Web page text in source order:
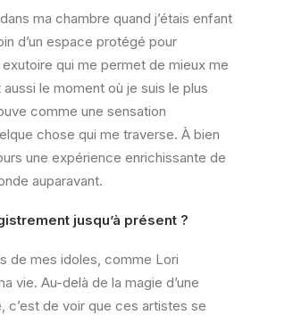
ma chambre quand j’étais enfant
d’un espace protégé pour
exutoire qui me permet de mieux me
le moment où je suis le plus
comme une sensation
chose qui me traverse. À bien
une expérience enrichissante de
auparavant.
jusqu’à présent ?
de mes idoles, comme Lori
vie. Au-delà de la magie d’une
c’est de voir que ces artistes se